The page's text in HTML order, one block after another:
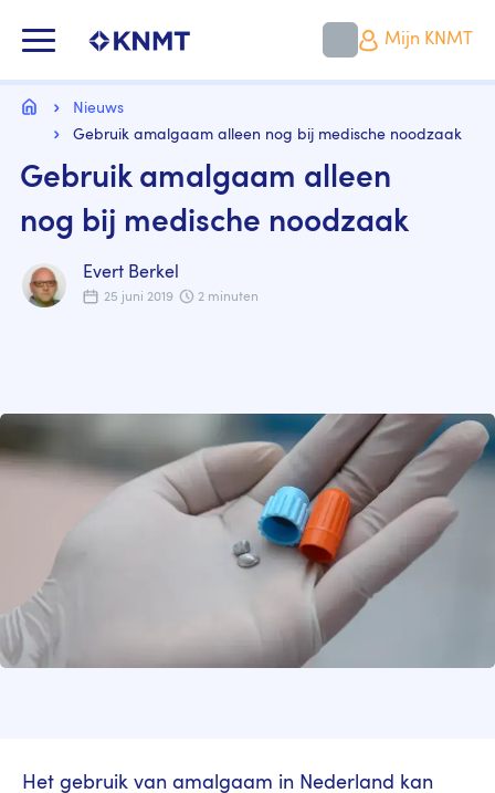
naar
gaan
Mijn KNMT
Kruimelpad
HomeNieuws
Gebruik amalgaam alleen nog bij medische noodzaak
Gebruik amalgaam alleen
nog bij medische noodzaak
Evert Berkel
25 juni 2019 2 minuten
Image
Het gebruik van amalgaam in Nederland kan